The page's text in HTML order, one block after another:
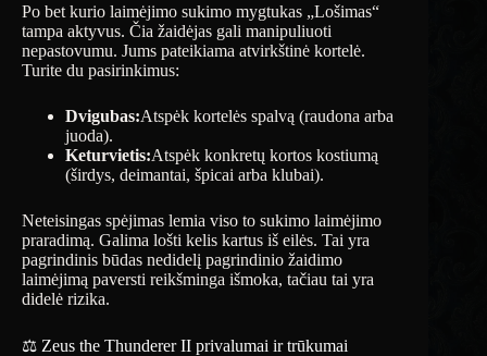
Po bet kurio laimėjimo sukimo mygtukas „Lošimas“
tampa aktyvus. Čia žaidėjas gali manipuliuoti
nepastovumu. Jums pateikiama atvirkštinė kortelė.
Turite du pasirinkimus:
Dvigubas:Atspėk kortelės spalvą (raudona arba
juoda).
Keturvietis:Atspėk konkretų kortos kostiumą
(širdys, deimantai, špicai arba klubai).
Neteisingas spėjimas lemia viso to sukimo laimėjimo
praradimą. Galima lošti kelis kartus iš eilės. Tai yra
pagrindinis būdas nedidelį pagrindinio žaidimo
laimėjimą paversti reikšminga išmoka, tačiau tai yra
didelė rizika.
⚖️ Zeus the Thunderer II privalumai ir trūkumai